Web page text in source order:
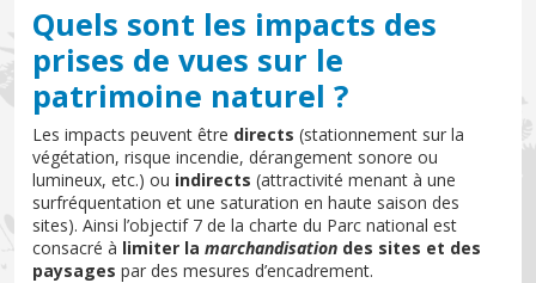
Quels sont les impacts des
prises de vues sur le
patrimoine naturel ?
Les impacts peuvent être directs (stationnement sur la
végétation, risque incendie, dérangement sonore ou
lumineux, etc.) ou indirects (attractivité menant à une
surfréquentation et une saturation en haute saison des
sites). Ainsi l’objectif 7 de la charte du Parc national est
consacré à limiter la marchandisation des sites et des
paysages par des mesures d’encadrement.